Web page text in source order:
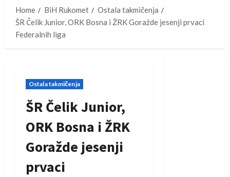
Home
BiH Rukomet
Ostala takmičenja
ŠR Čelik Junior, ORK Bosna i ŽRK Goražde jesenji prvaci
Federalnih liga
Ostala takmičenja
ŠR Čelik Junior,
ORK Bosna i ŽRK
Goražde jesenji
prvaci